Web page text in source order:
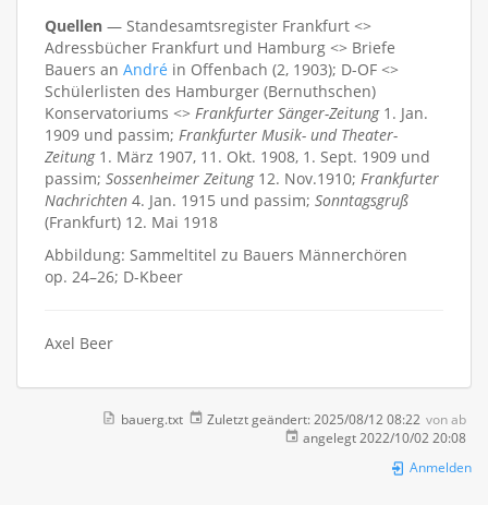
Quellen — Standesamtsregister Frankfurt <>
Adressbücher Frankfurt und Hamburg <> Briefe
Bauers an André in Offenbach (2, 1903); D-OF <>
Schülerlisten des Hamburger (Bernuthschen)
Konservatoriums <> Frankfurter Sänger-Zeitung1. Jan.
1909 und passim; Frankfurter Musik- und Theater-
Zeitung1. März 1907, 11. Okt. 1908, 1. Sept. 1909 und
passim; Sossenheimer Zeitung12. Nov.1910; Frankfurter
Nachrichten 4. Jan. 1915 und passim; Sonntagsgruß
(Frankfurt) 12. Mai 1918
Abbildung: Sammeltitel zu Bauers Männerchören
op. 24–26; D-Kbeer
Axel Beer
bauerg.txt Zuletzt geändert: 2025/08/12 08:22 vonab
angelegt 2022/10/02 20:08
Anmelden